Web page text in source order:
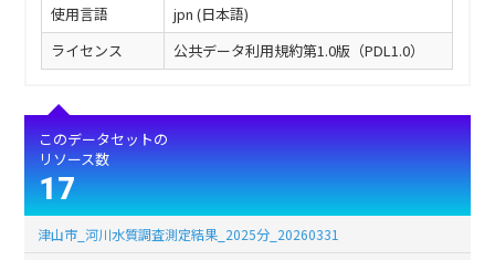
使用言語
jpn (日本語)
ライセンス
公共データ利用規約第1.0版（PDL1.0）
このデータセットの
リソース数
17
津山市_河川水質調査測定結果_2025分_20260331